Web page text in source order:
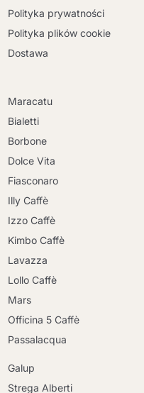
Polityka prywatności
Polityka plików cookie
Dostawa
Maracatu
Bialetti
Borbone
Dolce Vita
Fiasconaro
Illy Caffè
Izzo Caffè
Kimbo Caffè
Lavazza
Lollo Caffè
Mars
Officina 5 Caffè
Passalacqua
Galup
Strega Alberti